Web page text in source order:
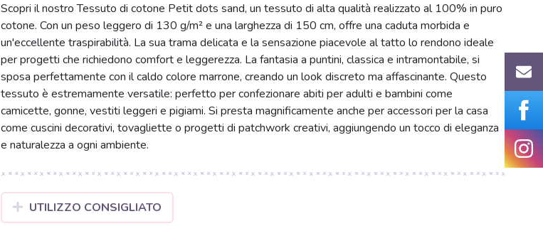
Scopri il nostro Tessuto di cotone Petit dots sand, un tessuto di alta qualità realizzato al 100% in puro
cotone. Con un peso leggero di 130 g/m² e una larghezza di 150 cm, offre una caduta morbida e
un'eccellente traspirabilità. La sua trama delicata e la sensazione piacevole al tatto lo rendono ideale
per progetti che richiedono comfort e leggerezza. La fantasia a puntini, classica e intramontabile, si
sposa perfettamente con il caldo colore marrone, creando un look discreto ma affascinante. Questo
tessuto è estremamente versatile: perfetto per confezionare abiti per adulti e bambini come
camicette, gonne, vestiti leggeri e pigiami. Si presta magnificamente anche per accessori per la casa
come cuscini decorativi, tovagliette o progetti di patchwork creativi, aggiungendo un tocco di eleganza
e naturalezza a ogni ambiente.
UTILIZZO CONSIGLIATO